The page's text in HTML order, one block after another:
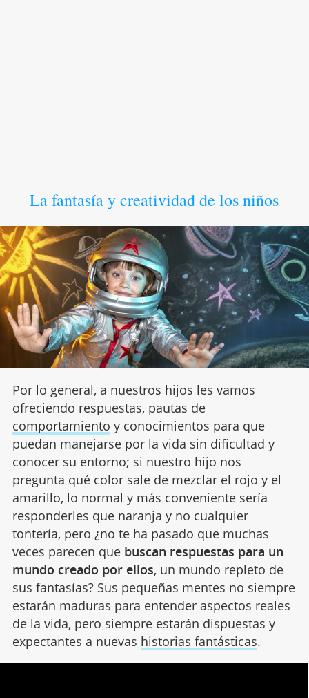
La fantasía y creatividad de los niños
Por lo general, a nuestros hijos les vamos
ofreciendo respuestas, pautas de
comportamiento y conocimientos para que
puedan manejarse por la vida sin dificultad y
conocer su entorno; si nuestro hijo nos
pregunta qué color sale de mezclar el rojo y el
amarillo, lo normal y más conveniente sería
responderles que naranja y no cualquier
tontería, pero ¿no te ha pasado que muchas
veces parecen que buscan respuestas para un
mundo creado por ellos, un mundo repleto de
sus fantasías? Sus pequeñas mentes no siempre
estarán maduras para entender aspectos reales
de la vida, pero siempre estarán dispuestas y
expectantes a nuevas historias fantásticas.